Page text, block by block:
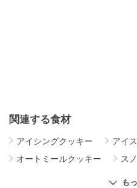
関連する食材
アイシングクッキー
アイ
オートミールクッキー
ス
米
も